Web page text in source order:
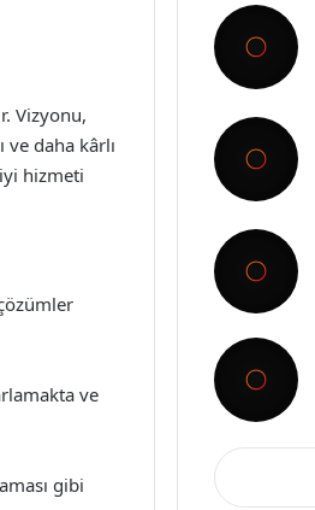
Vizyonu,
daha kârlı
hizmeti
ve
gibi